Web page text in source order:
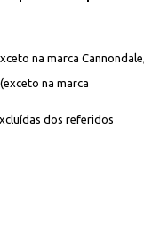
na marca
na marca
dos referidos